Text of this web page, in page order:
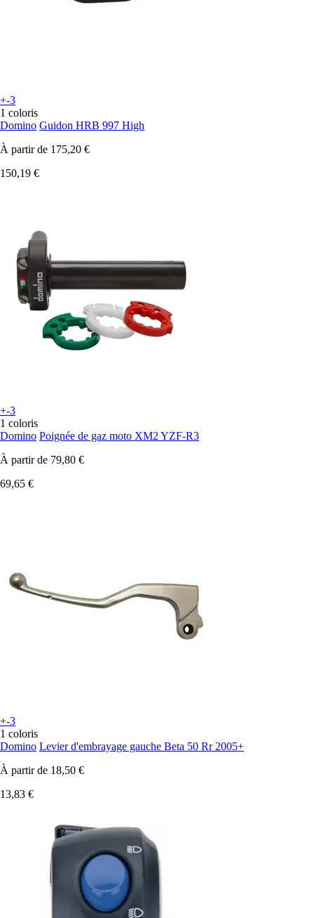
+-3
1 coloris
Domino Guidon HRB 997 High
À partir de 175,20 €
150,19 €
+-3
1 coloris
Domino Poignée de gaz moto XM2 YZF-R3
À partir de 79,80 €
69,65 €
+-3
1 coloris
Domino Levier d'embrayage gauche Beta 50 Rr 2005+
À partir de 18,50 €
13,83 €